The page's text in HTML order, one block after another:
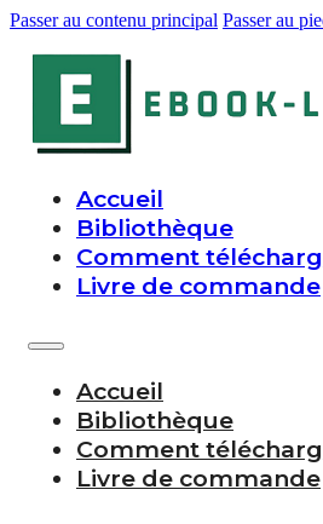
Passer au contenu principal Passer au
Accueil
Bibliothèque
Comment
Livre de commande
Accueil
Bibliothèque
Comment
Livre de commande